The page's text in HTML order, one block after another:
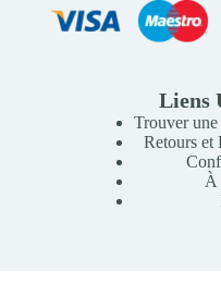
Liens
Trouver une
Retours et
À